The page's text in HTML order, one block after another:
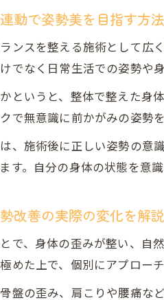
動で姿勢美を目指す方法
ンスを整える施術として広
でなく日常生活での姿勢や
というと、整体で整えた身
で無意識に前かがみの姿勢
、施術後に正しい姿勢の意
す。自分の身体の状態を意
改善の実際の変化を解説
で、身体の歪みが整い、自
めた上で、個別にアプロー
盤の歪み、肩こりや腰痛な